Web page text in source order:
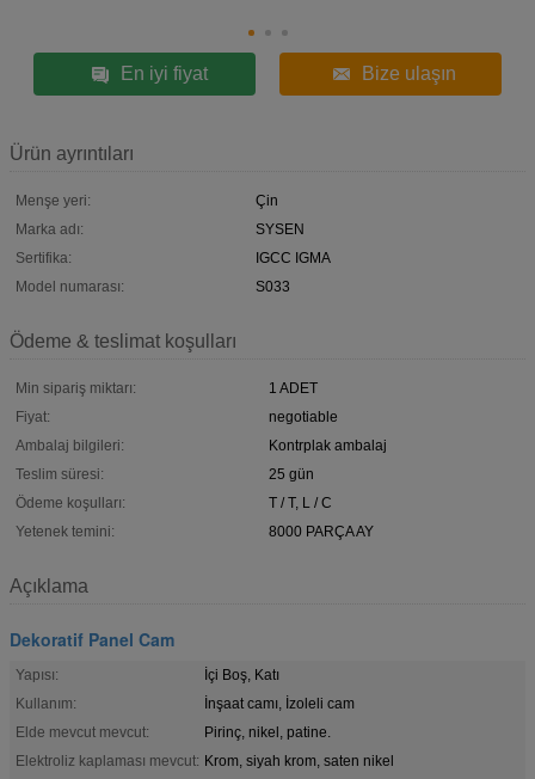
En iyi fiyat Bize ulaşın
Ürün ayrıntıları
Menşe yeri:
Çin
Marka adı:
SYSEN
Sertifika:
IGCC IGMA
Model numarası:
S033
Ödeme & teslimat koşulları
Min sipariş miktarı:
1 ADET
Fiyat:
negotiable
Ambalaj bilgileri:
Kontrplak ambalaj
Teslim süresi:
25 gün
Ödeme koşulları:
T / T, L / C
Yetenek temini:
8000 PARÇA AY
Açıklama
Dekoratif Panel Cam
Yapısı:
İçi Boş, Katı
Kullanım:
İnşaat camı, İzoleli cam
Elde mevcut mevcut:
Pirinç, nikel, patine.
Elektroliz kaplaması mevcut: Krom, siyah krom, saten nikel